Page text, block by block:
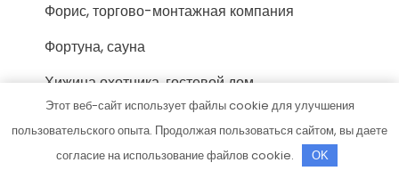
Форис, торгово-монтажная компания
Фортуна, сауна
Хижина охотника, гостевой дом
Хоттабыч, сауна
Этот веб-сайт использует файлы cookie для улучшения
пользовательского опыта. Продолжая пользоваться сайтом, вы даете
согласие на использование файлов cookie.
OK